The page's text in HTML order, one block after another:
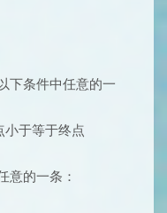
下条件中任意的一
小于等于终点
意的一条：